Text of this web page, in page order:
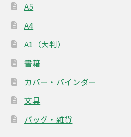
A5
A4
A1（大判）
書籍
カバー・バインダー
文具
バッグ・雑貨